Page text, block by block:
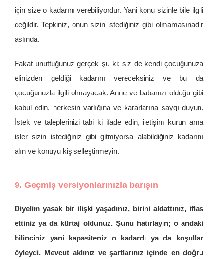
için size o kadarını verebiliyordur. Yani konu sizinle bile ilgili
değildir. Tepkiniz, onun sizin istediğiniz gibi olmamasınadır
aslında.
Fakat unuttuğunuz gerçek şu ki; siz de kendi çocuğunuza
elinizden geldiği kadarını vereceksiniz ve bu da
çocuğunuzla ilgili olmayacak. Anne ve babanızı olduğu gibi
kabul edin, herkesin varlığına ve kararlarına saygı duyun.
İstek ve taleplerinizi tabi ki ifade edin, iletişim kurun ama
işler sizin istediğiniz gibi gitmiyorsa alabildiğiniz kadarını
alın ve konuyu kişiselleştirmeyin.
9. Geçmiş versiyonlarınızla barışın
Diyelim yasak bir ilişki yaşadınız, birini aldattınız, iflas
ettiniz ya da kürtaj oldunuz. Şunu hatırlayın; o andaki
bilinciniz yani kapasiteniz o kadardı ya da koşullar
öyleydi. Mevcut aklınız ve şartlarınız içinde en doğru